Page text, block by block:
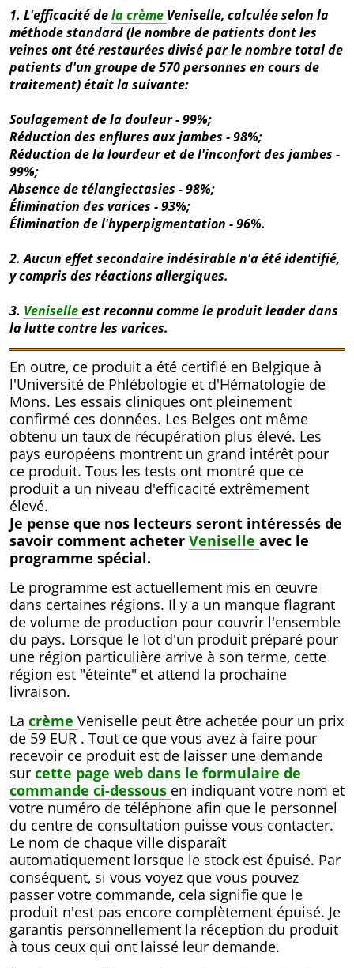
1. L'efficacité dela crème Veniselle, calculée selon la
méthode standard (le nombre de patients dont les
veines ont été restaurées divisé par le nombre total de
patients d'un groupe de 570 personnes en cours de
traitement) était la suivante:
Soulagement de la douleur - 99%;
Réduction des enflures aux jambes - 98%;
Réduction de la lourdeur et de l'inconfort des jambes -
99%;
Absence de télangiectasies - 98%;
Élimination des varices - 93%;
Élimination de l'hyperpigmentation - 96%.
2. Aucun effet secondaire indésirable n'a été identifié,
y compris des réactions allergiques.
3. Veniselleest reconnu comme le produit leader dans
la lutte contre les varices.
En outre, ce produit a été certifié en Belgique à
l'Université de Phlébologie et d'Hématologie de
Mons. Les essais cliniques ont pleinement
confirmé ces données. Les Belges ont même
obtenu un taux de récupération plus élevé. Les
pays européens montrent un grand intérêt pour
ce produit. Tous les tests ont montré que ce
produit a un niveau d'efficacité extrêmement
élevé.
Je pense que nos lecteurs seront intéressés de
savoir comment acheter Veniselle avec le
programme spécial.
Le programme est actuellement mis en œuvre
dans certaines régions. Il y a un manque flagrant
de volume de production pour couvrir l'ensemble
du pays. Lorsque le lot d'un produit préparé pour
une région particulière arrive à son terme, cette
région est "éteinte" et attend la prochaine
livraison.
La crème Veniselle peut être achetée pour un prix
de 59 EUR . Tout ce que vous avez à faire pour
recevoir ce produit est de laisser une demande
sur cette page web dans le formulaire de
commande ci-dessous en indiquant votre nom et
votre numéro de téléphone afin que le personnel
du centre de consultation puisse vous contacter.
Le nom de chaque ville disparaît
automatiquement lorsque le stock est épuisé. Par
conséquent, si vous voyez que vous pouvez
passer votre commande, cela signifie que le
produit n'est pas encore complètement épuisé. Je
garantis personnellement la réception du produit
à tous ceux qui ont laissé leur demande.